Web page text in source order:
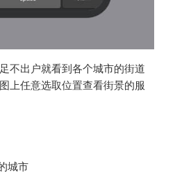
不出户就看到各个城市的街道
上任意选取位置查看街景的服
城市